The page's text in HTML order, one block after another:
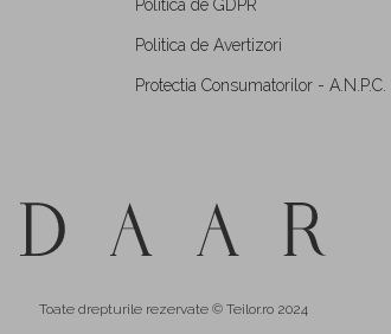
Politica de GDPR
Politica de Avertizori
Protectia Consumatorilor - A.N.P.C.
Toate drepturile rezervate © Teilor.ro 2024